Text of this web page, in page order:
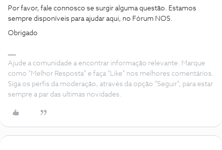
Por favor, fale connosco se surgir alguma questão. Estamos
sempre disponíveis para ajudar aqui, no Fórum NOS.
Obrigado
Ajude a comunidade a encontrar informação relevante. Marque
como "Melhor Resposta" e faça "Like" nos melhores comentários.
Siga os perfis da moderação, através da opção "Seguir", para estar
sempre a par das ultimas novidades.